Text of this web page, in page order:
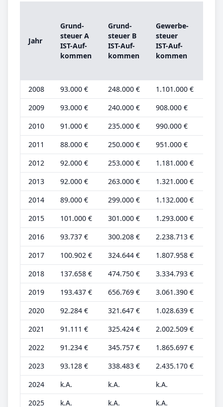
Jahr
Grund­
steu­er A
IST-­Auf­
kom­men
Grund­
steu­er B
IST-­Auf­
kom­men
Ge­wer­be­
steu­er
IST-­Auf­
kom­men
2008 93.000 € 248.000 € 1.101.000 €
2009
93.000 € 240.000 € 908.000 €
2010
91.000 € 235.000 € 990.000 €
2011
88.000 € 250.000 € 951.000 €
2012
92.000 € 253.000 € 1.181.000 €
2013
92.000 € 263.000 € 1.321.000 €
2014
89.000 € 299.000 € 1.132.000 €
2015
101.000 € 301.000 € 1.293.000 €
2016
93.737 € 300.208 € 2.238.713 €
2017
100.902 € 324.644 € 1.807.958 €
2018
137.658 € 474.750 € 3.334.793 €
2019
193.437 € 656.769 € 3.061.390 €
2020
92.284 € 321.647 € 1.028.639 €
2021
91.111 € 325.424 € 2.002.509 €
2022
91.234 € 345.757 € 1.865.697 €
2023
93.128 € 338.483 € 2.435.170 €
2024
k.A. k.A. k.A.
2025
k.A. k.A. k.A.